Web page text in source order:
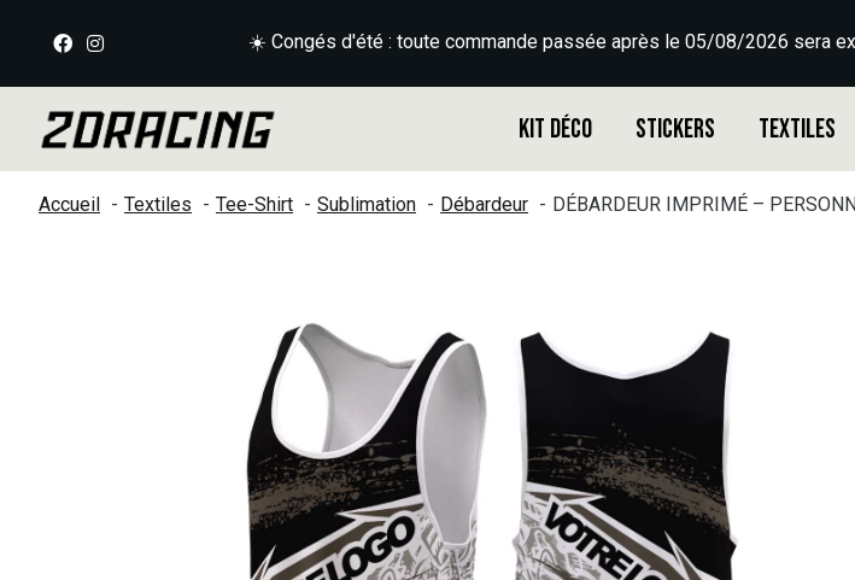
☀️ Congés d'été : toute commande passée après le 05/08/2026 sera
Kit déco Stickers Textiles
Accueil Textiles Tee-Shirt Sublimation Débardeur DÉBARDEUR IMPRIMÉ –